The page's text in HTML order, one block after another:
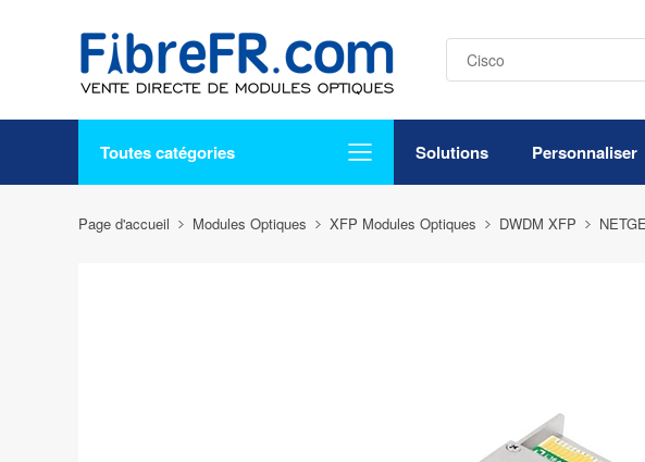
Toutes catégories Solutions Personnaliser
Page d'accueil Modules Optiques XFP Modules Optiques DWDM XFP